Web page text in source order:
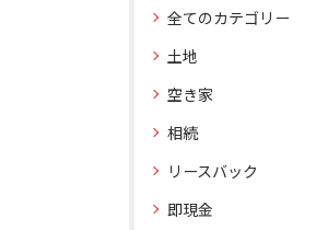
全てのカテゴリー
土地
空き家
相続
リースバック
即現金